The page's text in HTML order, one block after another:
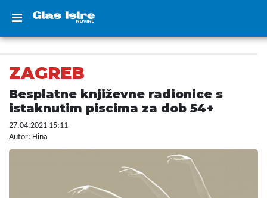
ZAGREB
Besplatne književne radionice s
istaknutim piscima za dob 54+
27.04.2021 15:11
Autor: Hina